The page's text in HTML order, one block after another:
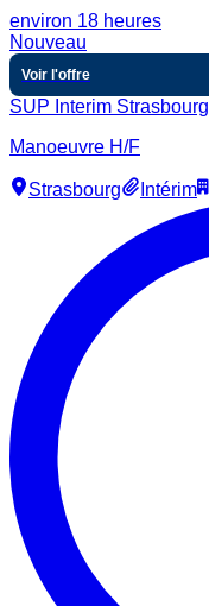
environ 18 heures
Nouveau
Voir l'offre
SUP Interim Strasbourg
Manoeuvre H/F
Strasbourg Intérim